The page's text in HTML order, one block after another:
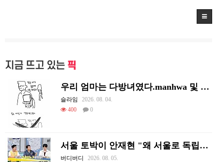
지금 뜨고 있는 픽
우리 엄마는 다방녀였다.manhwa 및 후기
슬라임
2026. 08. 04.
400
0
서울 토박이 안재현 "왜 서울로 독립해?"
버디버디
2026. 08. 05.